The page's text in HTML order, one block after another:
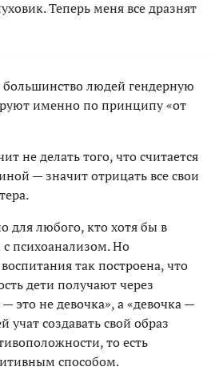
Теперь меня все дразнят
людей гендерную
именно по принципу «от
не делать того, что считается
— значит отрицать все свои
для любого, кто хотя бы в
психоанализом. Но
так построена, что
дети получают через
это не девочка», а «девочка —
учат создавать свой образ
то есть
способом.